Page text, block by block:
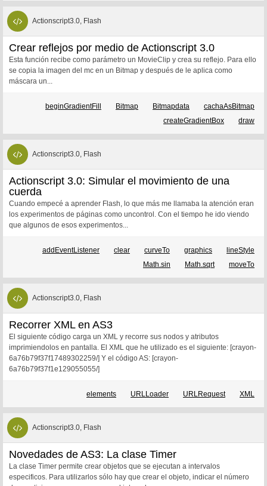
Actionscript3.0, Flash
Crear reflejos por medio de Actionscript 3.0
Esta función recibe como parámetro un MovieClip y crea su reflejo. Para ello
se copia la imagen del mc en un Bitmap y después de le aplica como
máscara un...
beginGradientFill Bitmap Bitmapdata
cachaAsBitmap
createGradientBox
draw
Actionscript3.0, Flash
Actionscript 3.0: Simular el movimiento de una
cuerda
Cuando empecé a aprender Flash, lo que más me llamaba la atención eran
los experimentos de páginas como uncontrol. Con el tiempo he ido viendo
que algunos de esos experimentos...
addEventListener clear curveTo graphics
lineStyle
Math.sin
Math.sqrt moveTo
Actionscript3.0, Flash
Recorrer XML en AS3
El siguiente código carga un XML y recorre sus nodos y atributos
imprimiendolos en pantalla. El XML que he utilizado es el siguiente: [crayon-
6a76b79f37f17489302259/] Y el código AS: [crayon-
6a76b79f37f1e129055055/]
elements URLLoader URLRequest XML
Actionscript3.0, Flash
Novedades de AS3: La clase Timer
La clase Timer permite crear objetos que se ejecutan a intervalos
especificos. Para utilizarlos sólo hay que crear el objeto, indicar el número